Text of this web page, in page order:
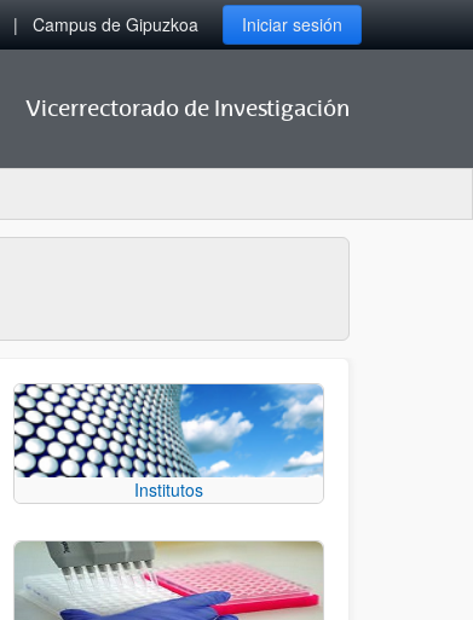
Campus de Gipuzkoa Iniciar sesión
Vicerrectorado de Investigación
Institutos